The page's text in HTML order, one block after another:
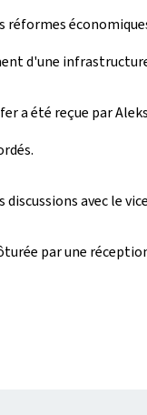
d'une
a été reçue par
discussions avec le
par une